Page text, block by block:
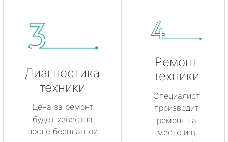
Диагностика
техники
Цена за ремонт
будет известна
после бесплатной
Ремонт
техники
Специалист
производит
ремонт на
месте и в